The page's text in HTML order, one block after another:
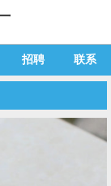
招聘 联系